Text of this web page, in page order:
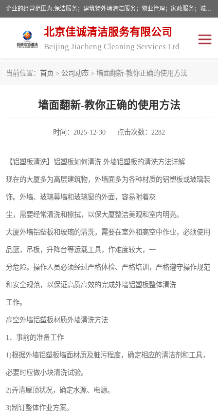
企业的经营范围为:保洁服务；建筑物外墙清洁服务；物业管理；家政服务；城市园林绿化；劳务分包；技术开发、技术转让、技术服务；销售保洁设备、卫生用品、化工产品（不含危险化学品及一类易制毒化学品）、日用品、办公设备、建筑材料、装饰材料；图文设计；清洁服务（不含餐具消毒）；中央空调维修；工程设计；施工总承包；专业承包。
北京佳诚清洁服务有限公司
Beijing Jiacheng Cleaning Services Ltd
当前位置： 首页 > 公司动态 > 墙面翻新-教你正确的使用方法
墙面翻新-教你正确的使用方法
时间：2025-12-30 点击次数：2282
【铝塑板清洗】铝塑板如何清洗 外墙铝塑板的清洗方法详解
现在的大厦多为高层建筑物，外墙面多为各种材质的铝塑板或玻璃装
饰。外墙、玻璃幕墙和玻璃窗的外面，容易附着灰
尘，需要经常清洗和擦拭，以保大厦整洁美观和室内明亮。
大厦外墙铝塑板和玻璃的清洗，需要在室外和高空中作业，必须使用
品篮，吊板，升降台等运载工具，作难度较大，一
分危险。操作人员必须经过严格体检、严格培训，严格遵守操作规范
和安全规范，以保证高质高效的完成外墙铝塑板整体清洗
工作。
高空外墙铝塑板材质外墙清洗方法:
1、事前的准备工作
1)根据外墙铝塑板墙面材质及脏污程度，确定相应的清洁剂和工具，
必要时应做小块清洗试验。
2)弄清屋顶状况，确定水源、电源。
3)制订整体作业方案。
开荒保洁 保洁服务
建筑物外墙维修